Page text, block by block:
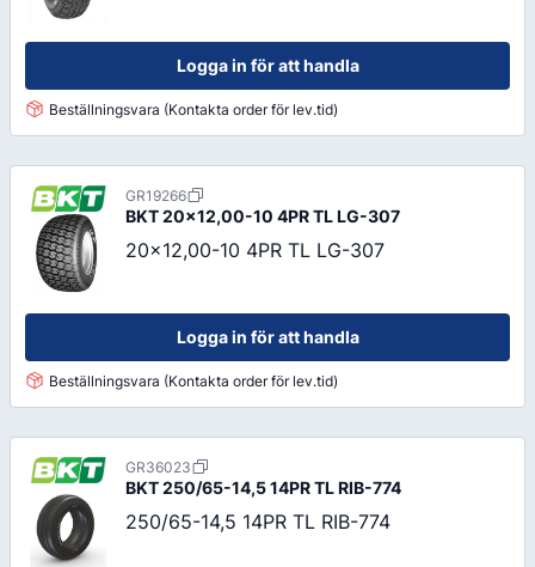
Logga in för att handla
Beställningsvara (Kontakta order för lev.tid)
GR19266
BKT20x12,00-10 4PR TL LG-307
20x12,00-10 4PR TL LG-307
Logga in för att handla
Beställningsvara (Kontakta order för lev.tid)
GR36023
BKT250/65-14,5 14PR TL RIB-774
250/65-14,5 14PR TL RIB-774